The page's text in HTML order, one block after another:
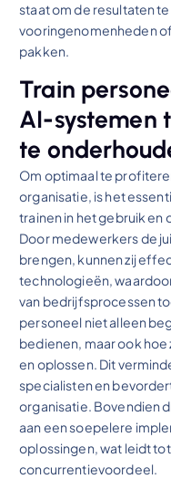
staat om de resultaten
vooringenomenheden
pakken.
Train
AI-systemen
te
Om optimaal te
organisatie, is het
trainen in het gebruik en
Door medewerkers de
brengen, kunnen zij
technologieën,
van bedrijfsprocessen
personeel niet alleen
bedienen, maar ook
en oplossen. Dit
specialisten en
organisatie. Bovendien
aan een soepelere
oplossingen, wat leidt
concurrentievoordeel.